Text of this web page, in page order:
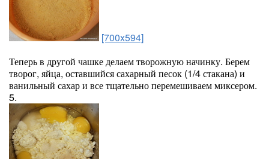
[700x594]
Теперь в другой чашке делаем творожную начинку. Берем
творог, яйца, оставшийся сахарный песок (1/4 стакана) и
ванильный сахар и все тщательно перемешиваем миксером.
5.